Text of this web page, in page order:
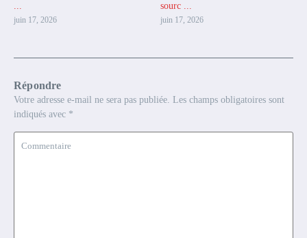
...
juin 17, 2026
sourc ...
juin 17, 2026
Répondre
Votre adresse e-mail ne sera pas publiée. Les champs obligatoires sont
indiqués avec *